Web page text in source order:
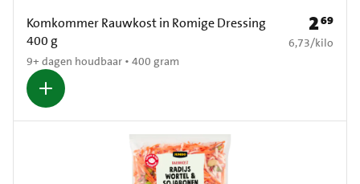
Komkommer Rauwkost in Romige Dressing
400 g
9+ dagen houdbaar • 400 gram
Prijs: €
269
€ 6,73 per kilo
6,73/kilo